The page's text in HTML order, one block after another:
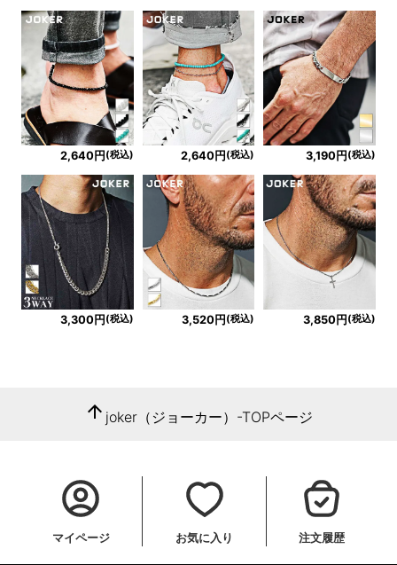
2,640円 (税込) 2,640円 (税込) 3,190円 (税込)
3,300円 (税込) 3,520円 (税込) 3,850円 (税込)
arrow_upward joker（ジョーカー）-TOPページ
マイページ お気に入り 注文履歴